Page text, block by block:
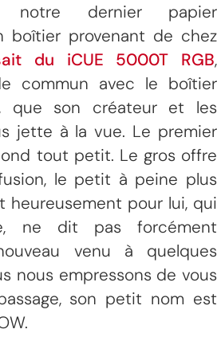
notre dernier papier
boîtier provenant de chez
du iCUE 5000T RGB,
commun avec le boîtier
que son créateur et les
jette à la vue. Le premier
tout petit. Le gros offre
le petit à peine plus
heureusement pour lui, qui
ne dit pas forcément
venu à quelques
nous empressons de vous
son petit nom est